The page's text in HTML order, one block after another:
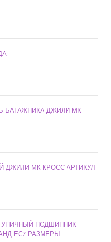
БАГАЖНИКА ДЖИЛИ МК
ДЖИЛИ МК КРОСС АРТИКУЛ
ПОДШИПНИК
ЕС7 РАЗМЕРЫ